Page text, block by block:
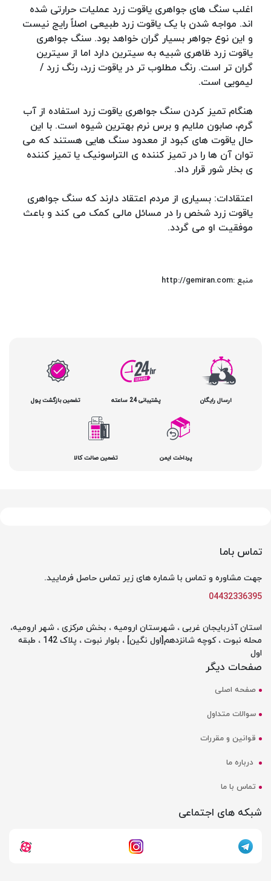
اغلب سنگ های جواهری یاقوت زرد عملیات حرارتی شده
اند. مواجه شدن با یک یاقوت زرد طبیعی اصلاً رایج نیست
و این نوع جواهر بسیار گران خواهد بود. سنگ جواهری
یاقوت زرد ظاهری شبیه به سیترین دارد اما از سیترین
گران تر است. رنگ مطلوب تر در یاقوت زرد، رنگ زرد /
لیمویی است.
هنگام تمیز کردن سنگ جواهری یاقوت زرد استفاده از آب
گرم، صابون ملایم و برس نرم بهترین شیوه است. با این
حال یاقوت های کبود از معدود سنگ هایی هستند که می
توان آن ها را در تمیز کننده ی التراسونیک یا تمیز کننده
ی بخار شور قرار داد.
اعتقادات: بسیاری از مردم اعتقاد دارند که سنگ جواهری
یاقوت زرد شخص را در مسائل مالی کمک می کند و باعث
موفقیت او می گردد.
منبع :http://gemiran.com
ارسال رایگان پشتیبانی 24 ساعته تضمین بازگشت پول
پرداخت ایمن تضمین صالت کالا
تماس باما
جهت مشاوره و تماس با شماره های زیر تماس حاصل فرمایید.
04432336395
استان آذربایجان غربی ، شهرستان ارومیه ، بخش مرکزی ، شهر ارومیه،
محله نبوت ، کوچه شانزدهم[اول نگین] ، بلوار نبوت ، پلاک 142 ، طبقه
اول
صفحات دیگر
صفحه اصلی
سوالات متداول
قوانین و مقررات
درباره ما
تماس با ما
شبکه های اجتماعی